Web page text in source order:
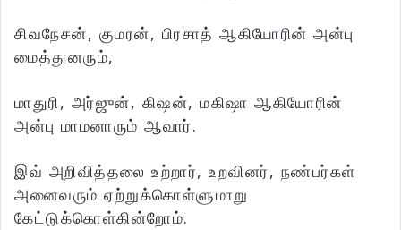
சிவநேசன், குமரன், பிரசாத் ஆகியோரின் அன்பு
மைத்துனரும்,
மாதுரி, அர்ஜுன், கிஷன், மகிஷா ஆகியோரின்
அன்பு மாமனாரும் ஆவார்.
இவ் அறிவித்தலை உற்றார், உறவினர், நண்பர்கள்
அனைவரும் ஏற்றுக்கொள்ளுமாறு
கேட்டுக்கொள்கின்றோம்.